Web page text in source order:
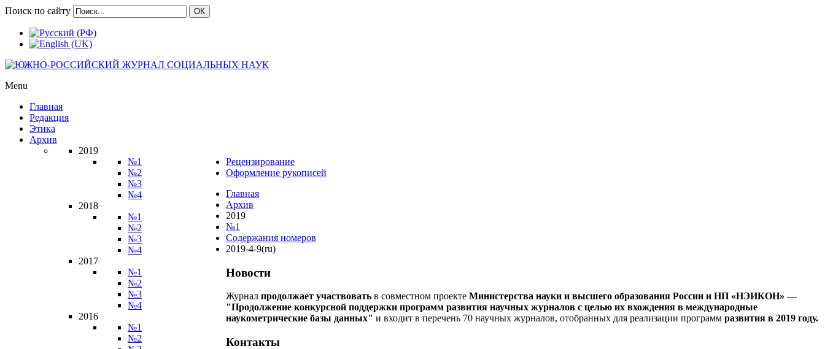
Поиск по сайту ОК
Menu
Главная
Редакция
Этика
Архив
2019
№1
№2
№3
№4
2018
№1
№2
№3
№4
2017
№1
№2
№3
№4
2016
№1
№2
Рецензирование
Оформление рукописей
Главная
Архив
2019
№1
Содержания номеров
2019-4-9(ru)
Новости
Журнал продолжает участвовать в совместном проекте Министерства науки и высшего образования России и НП «НЭИКОН» —
"Продолжение конкурсной поддержки программ развития научных журналов с целью их вхождения в международные
наукометрические базы данных" и входит в перечень 70 научных журналов, отобранных для реализации программ развития в 2019 году.
Контакты